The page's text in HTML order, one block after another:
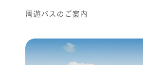
周遊バスのご案内